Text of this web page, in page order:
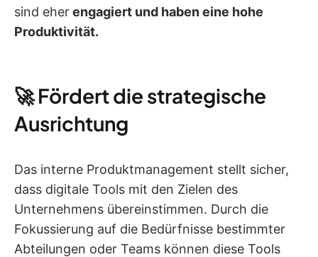
sind eherengagiert und haben eine hohe
Produktivität.
🚀 Fördert die strategische
Ausrichtung
Das interne Produktmanagement stellt sicher,
dass digitale Tools mit den Zielen des
Unternehmens übereinstimmen. Durch die
Fokussierung auf die Bedürfnisse bestimmter
Abteilungen oder Teams können diese Tools